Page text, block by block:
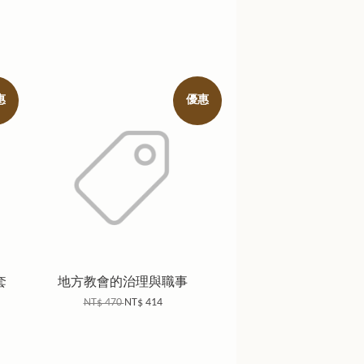
優惠
地方教會的治理與職事
NT$ 470NT$ 414